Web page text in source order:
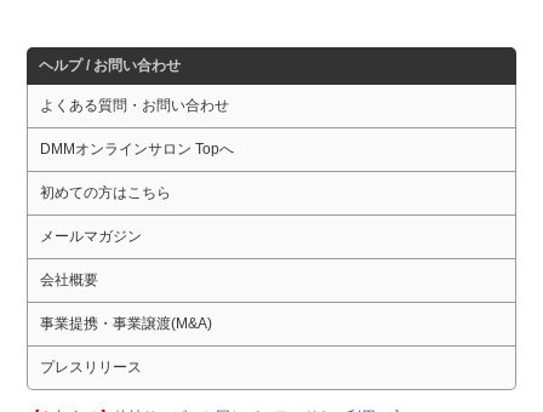
ヘルプ / お問い合わせ
よくある質問・お問い合わせ
DMMオンラインサロン Topへ
初めての方はこちら
メールマガジン
会社概要
事業提携・事業譲渡(M&A)
プレスリリース